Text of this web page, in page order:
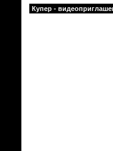
Купер -